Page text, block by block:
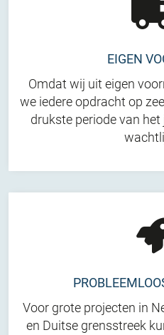
EIGEN
Omdat wij uit eigen
we iedere opdracht op
drukste periode van
Voor grote projecten in
en Duitse grensstreek